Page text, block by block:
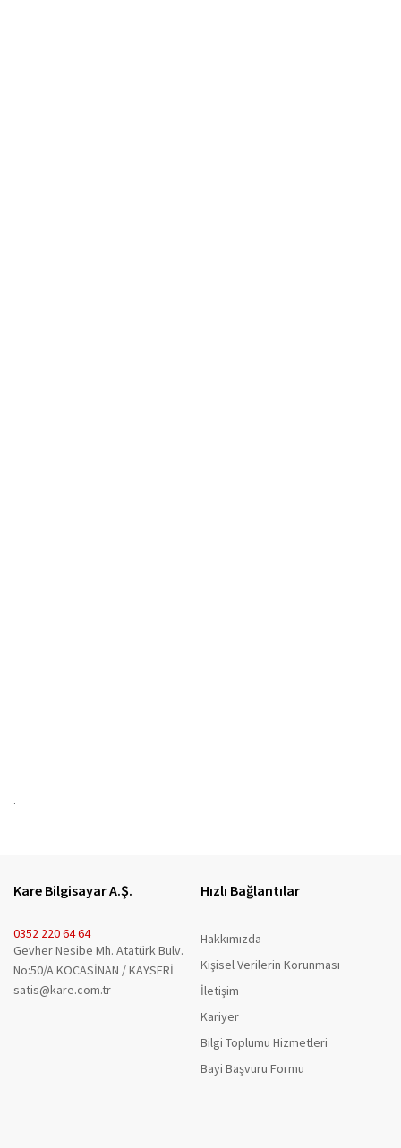
.
Kare Bilgisayar A.Ş.
0352 220 64 64
Gevher Nesibe Mh. Atatürk Bulv.
No:50/A KOCASİNAN / KAYSERİ
satis@kare.com.tr
Hızlı Bağlantılar
Hakkımızda
Kişisel Verilerin Korunması
İletişim
Kariyer
Bilgi Toplumu Hizmetleri
Bayi Başvuru Formu